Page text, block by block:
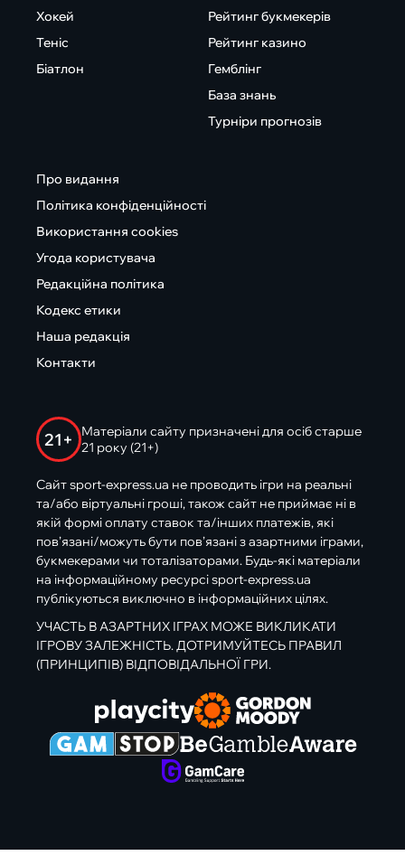
Хокей
Теніс
Біатлон
Рейтинг букмекерів
Рейтинг казино
Гемблінг
База знань
Турніри прогнозів
Про видання
Політика конфіденційності
Використання cookies
Угода користувача
Редакційна політика
Кодекс етики
Наша редакція
Контакти
21+
Матеріали сайту призначені для осіб старше
21 року (21+)
Сайт sport-express.ua не проводить ігри на реальні
та/або віртуальні гроші, також сайт не приймає ні в
якій формі оплату ставок та/інших платежів, які
пов’язані/можуть бути пов’язані з азартними іграми,
букмекерами чи тоталізаторами. Будь-які матеріали
на інформаційному ресурсі sport-express.ua
публікуються виключно в інформаційних цілях.
УЧАСТЬ В АЗАРТНИХ ІГРАХ МОЖЕ ВИКЛИКАТИ
ІГРОВУ ЗАЛЕЖНІСТЬ. ДОТРИМУЙТЕСЬ ПРАВИЛ
(ПРИНЦИПІВ) ВІДПОВІДАЛЬНОЇ ГРИ.